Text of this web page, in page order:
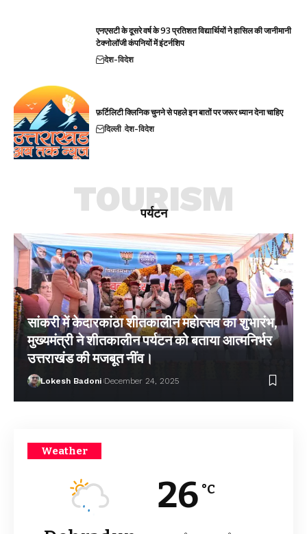
एनएसटी के दूसरे वर्ष के 93 प्रतिशत विद्यार्थियों ने हासिल की जानीमानी
टेक्नोलॉजी कंपनियों में इंटर्नशिप
देश-विदेश
फ़र्टिलिटी क्लिनिक चुनने से पहले इन बातों पर जरूर ध्यान देना चाहिए
दिल्ली देश-विदेश
पर्यटन
TOURISM
सांकरी में केदारकांठा शीतकालीन महोत्सव का शुभारंभ,
मुख्यमंत्री ने शीतकालीन पर्यटन को बताया आत्मनिर्भर
उत्तराखंड की मजबूत नींव।
Lokesh Badoni December 24, 2025
Weather
26 °C